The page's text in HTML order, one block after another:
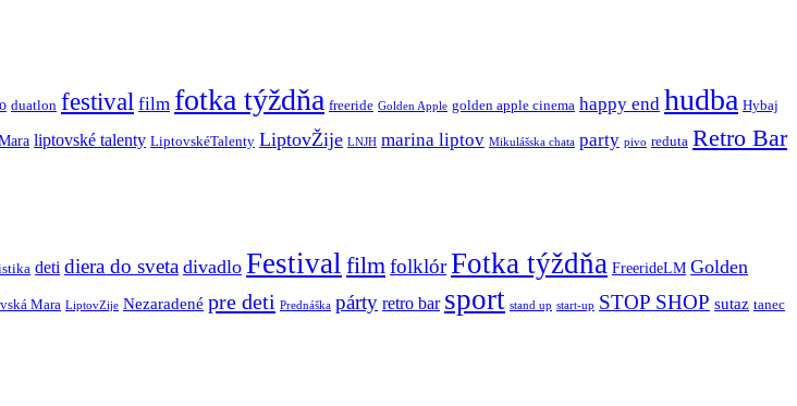
duatlon festival film fotka týždňa freeride Golden Apple golden apple cinema happy end hudba Hybaj
liptovské talenty LiptovskéTalenty LiptovŽije LNJH marina liptov Mikulášska chata party pivo reduta Retro Bar
deti diera do sveta divadlo Festival filmfolklórFotka týždňa FreerideLM Golden
Mara LiptovZije Nezaradené pre deti Prednáška párty retro bar sport stand up start-up STOP SHOP sutaz tanec